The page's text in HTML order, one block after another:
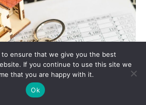
to ensure that we give you the best
If you continue to use this site we
that you are happy with it.
Ok